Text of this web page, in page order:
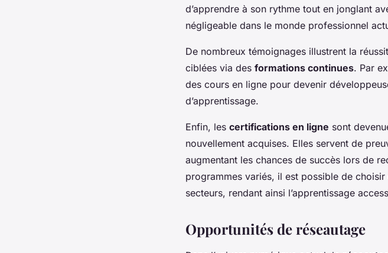
d’apprendre à son rythme tout en jonglant
négligeable dans le monde professionnel
De nombreux témoignages illustrent la
ciblées via des formations continues. Par
des cours en ligne pour devenir
d’apprentissage.
Enfin, les certifications en ligne sont
nouvellement acquises. Elles servent de
augmentant les chances de succès lors de
programmes variés, il est possible de
secteurs, rendant ainsi l’apprentissage
Opportunités de réseautage